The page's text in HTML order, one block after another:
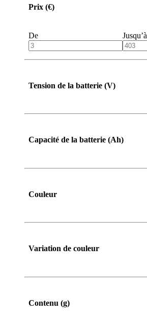
Prix (€)
De Jusqu’à
Tension de la batterie (V)
Capacité de la batterie (Ah)
Couleur
Variation de couleur
Contenu (g)